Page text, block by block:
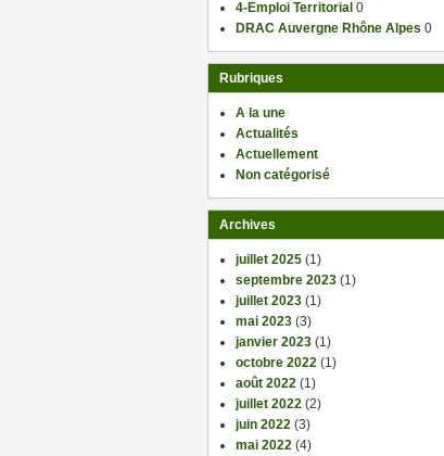
4-Emploi Territorial 0
DRAC Auvergne Rhône Alpes 0
Rubriques
A la une
Actualités
Actuellement
Non catégorisé
Archives
juillet 2025 (1)
septembre 2023 (1)
juillet 2023 (1)
mai 2023 (3)
janvier 2023 (1)
octobre 2022 (1)
août 2022 (1)
juillet 2022 (2)
juin 2022 (3)
mai 2022 (4)